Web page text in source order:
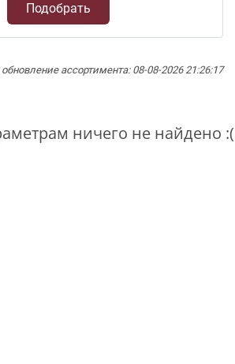
Подобрать
ассортимента: 08-08-2026 21:26:17
ничего не найдено :(